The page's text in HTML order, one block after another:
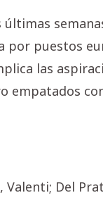
últimas
por puestos
las
empatados
Valenti; Del